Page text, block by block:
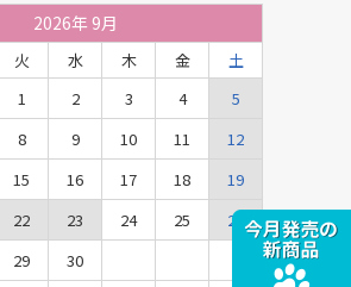
2026年 9月
火 水 木 金
土
1
2 3 4
5
8 9 10 11
12
15 16 17 18
19
22 23 24 25
26
29 30